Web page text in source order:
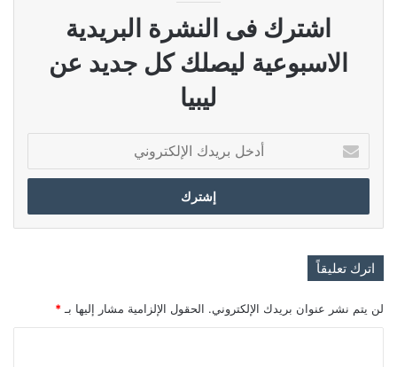
اشترك فى النشرة البريدية
الاسبوعية ليصلك كل جديد عن
ليبيا
بريدك
الإلكتروني
اترك تعليقاً
لن يتم نشر عنوان بريدك الإلكتروني. الحقول الإلزامية مشار إليها بـ *